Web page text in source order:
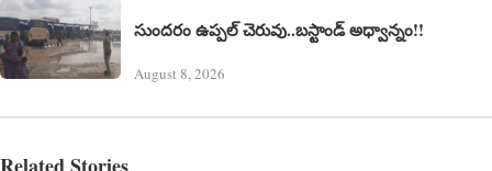
సుందరం ఉప్పల్ చెరువు..బస్టాండ్ అధ్వాన్నం!!
August 8, 2026